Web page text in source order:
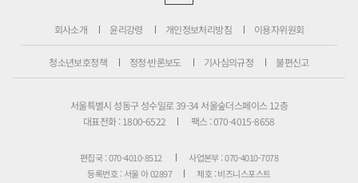
회사소개 윤리강령 개인정보처리방침 이용자위원회
청소년보호정책 정정·반론보도 기사심의규정 불편신고
서울특별시 성동구 성수일로 39-34 서울숲더스페이스 12층
대표전화 : 1800-6522
팩스 : 070-4015-8658
편집국 : 070-4010-8512
사업본부 : 070-4010-7078
등록번호 : 서울 아 02897
제호 : 비즈니스포스트